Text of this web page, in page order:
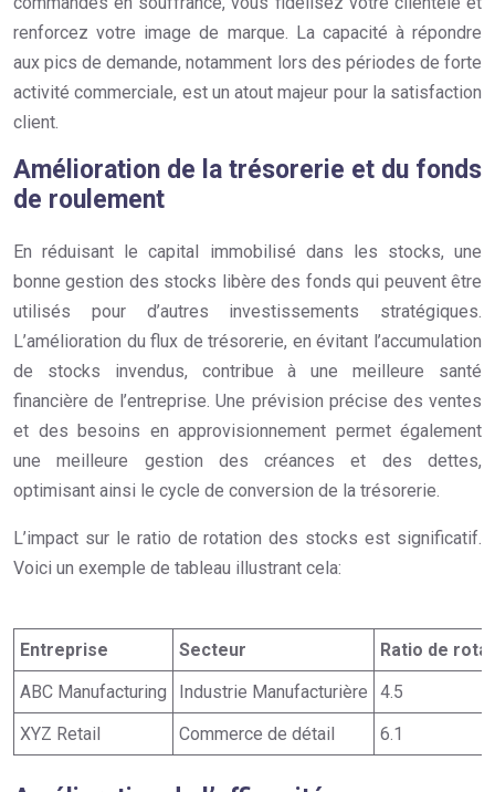
renforcez votre image de marque. La capacité à répondre
aux pics de demande, notamment lors des périodes de forte
activité commerciale, est un atout majeur pour la satisfaction
client.
Amélioration de la trésorerie et du fonds
de roulement
En réduisant le capital immobilisé dans les stocks, une
bonne gestion des stocks libère des fonds qui peuvent être
utilisés pour d’autres investissements stratégiques.
L’amélioration du flux de trésorerie, en évitant l’accumulation
de stocks invendus, contribue à une meilleure santé
financière de l’entreprise. Une prévision précise des ventes
et des besoins en approvisionnement permet également
une meilleure gestion des créances et des dettes,
optimisant ainsi le cycle de conversion de la trésorerie.
L’impact sur le ratio de rotation des stocks est significatif.
Voici un exemple de tableau illustrant cela:
Entreprise Secteur
Ratio de
ABC Manufacturing
Industrie Manufacturière
4.5
XYZ Retail
Commerce de détail 6.1